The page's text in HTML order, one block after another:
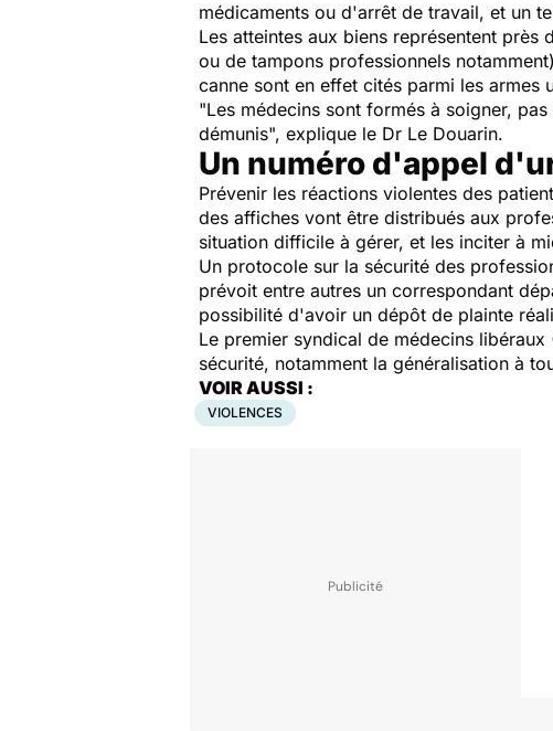
médicaments ou d'arrêt de travail, et un
Les atteintes aux biens représentent
ou de tampons professionnels
canne sont en effet cités parmi les armes
"Les médecins sont formés à soigner,
démunis", explique le Dr Le Douarin.
Un numéro d'appel
Prévenir les réactions violentes des
des affiches vont être distribués aux
situation difficile à gérer, et les inciter à
Un protocole sur la sécurité des
prévoit entre autres un correspondant
possibilité d'avoir un dépôt de plainte
Le premier syndical de médecins
sécurité, notamment la généralisation à
VOIR AUSSI :
VIOLENCES